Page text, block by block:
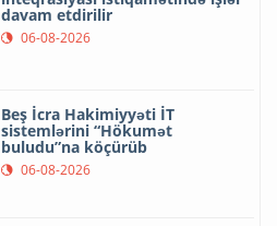
davam etdirilir
06-08-2026
Beş İcra Hakimiyyəti İT
sistemlərini “Hökumət
buludu”na köçürüb
06-08-2026